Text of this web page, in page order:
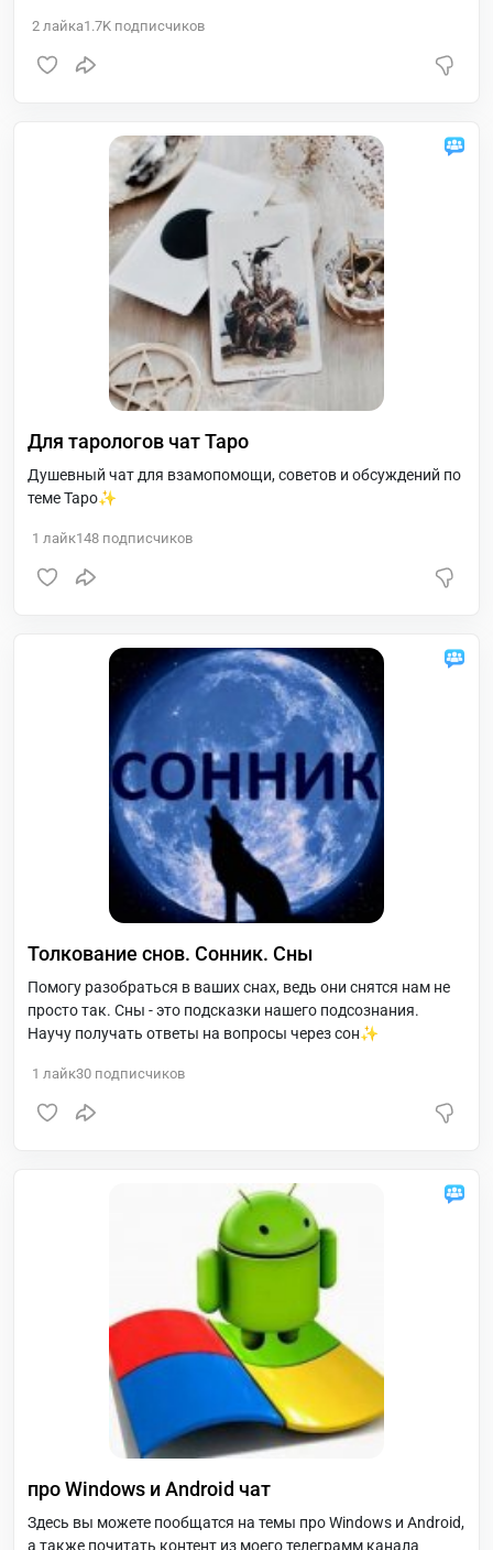
фридайвинга.
2 лайка1.7K подписчиков
Для тарологов чат Таро
Душевный чат для взамопомощи, советов и обсуждений по
теме Таро✨
1 лайк148 подписчиков
Толкование снов. Сонник. Сны
Помогу разобраться в ваших снах, ведь они снятся нам не
просто так. Сны - это подсказки нашего подсознания.
Научу получать ответы на вопросы через сон✨
1 лайк30 подписчиков
про Windows и Android чат
Здесь вы можете пообщатся на темы про Windows и Android,
а также почитать контент из моего телеграмм канала